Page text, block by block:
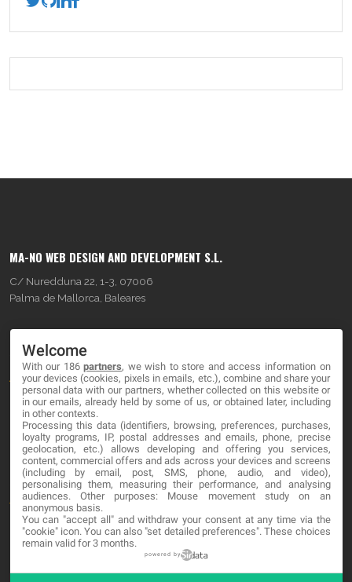
MA-NO WEB DESIGN AND DEVELOPMENT S.L.
C/ Nuredduna 22, 1-3, 07006
Palma de Mallorca, Baleares
About
Blog
Contact
LEGAL
Terminos y Condiciones
Política de Privacidad
Welcome
With our 186partners, we wish to store and access information on
your devices (cookies, pixels in emails, etc.), combine and share your
personal data with our partners, whether collected on this website or
in our emails, already held by some of us, or obtained later, including
in other contexts.
Processing this data (identifiers, browsing, preferences, purchases,
loyalty programs, IP, postal addresses and emails, phone, precise
geolocation, etc.) allows developing and offering you services,
content, commercial offers and ads across your devices and screens
(including by email, post, SMS, phone, audio, and video),
personalising them, measuring their performance, and analysing
audiences. Other purposes: Mouse movement study on an
anonymous basis.
You can "accept all" and withdraw your consent at any time via the
"cookie" icon. You can also "set detailed preferences". These choices
remain valid for 3 months.
powered by